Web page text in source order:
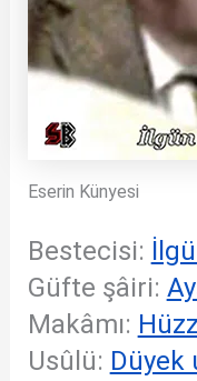
Eserin Künyesi
Bestecisi:
Güfte şâiri:
Makâmı:
Usûlü: Düyek